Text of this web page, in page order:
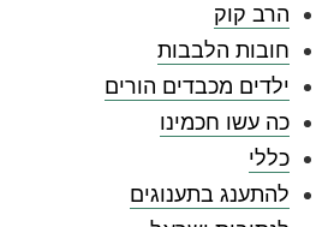
הרב קוק
חובות הלבבות
ילדים מכבדים הורים
כה עשו חכמינו
כללי
להתענג בתענוגים